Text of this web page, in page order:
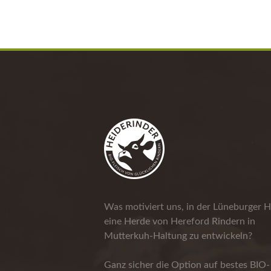
Was motiviert uns, in der Lüneburger
eine Herde von Hereford Rindern in
Mutterkuh-Haltung zu entwickeln?
Ganz sicher die Option auf bestes BIO-